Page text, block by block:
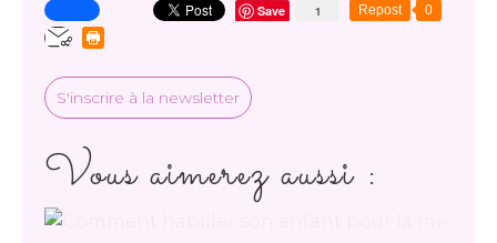
1
Save Repost 0
S'inscrire à la newsletter
Vous aimerez aussi :